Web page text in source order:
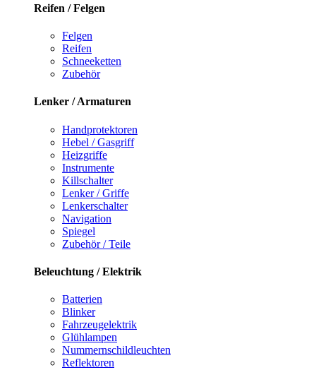
Reifen / Felgen
Felgen
Reifen
Schneeketten
Zubehör
Lenker / Armaturen
Handprotektoren
Hebel / Gasgriff
Heizgriffe
Instrumente
Killschalter
Lenker / Griffe
Lenkerschalter
Navigation
Spiegel
Zubehör / Teile
Beleuchtung / Elektrik
Batterien
Blinker
Fahrzeugelektrik
Glühlampen
Nummernschildleuchten
Reflektoren